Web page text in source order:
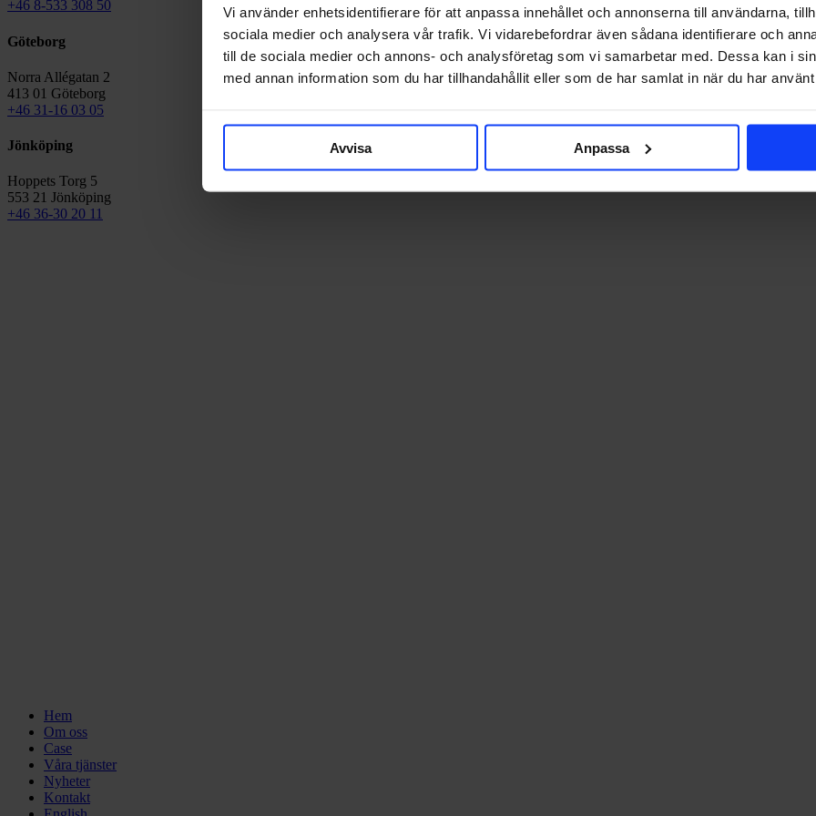
Vi använder enhetsidentifierare för att anpassa innehållet och annonserna till användarna,
sociala medier och analysera vår trafik. Vi vidarebefordrar även sådana identifierare och
till de sociala medier och annons- och analysföretag som vi samarbetar med. Dessa kan i
med annan information som du har tillhandahållit eller som de har samlat in när du har
Avvisa Anpassa
+46 8-533 308 50
Göteborg
Norra Allégatan 2
413 01 Göteborg
+46 31-16 03 05
Jönköping
Hoppets Torg 5
553 21 Jönköping
+46 36-30 20 11
Close
Menu
Hem
Om oss
Case
Våra tjänster
Nyheter
Kontakt